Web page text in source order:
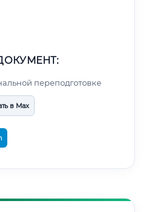
переподготовке
в Max